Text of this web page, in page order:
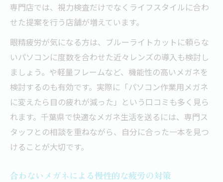
専門店では、視力検査だけでなくライフスタイルに合わ
せた提案を行う店舗が増えています。
眼精疲労が気になる方は、ブルーライトカットに頼らな
いパソコンに度数を合わせた近々レンズの導入も検討し
ましょう。や軽量フレームなど、機能性の高いメガネを
検討するのも有効です。実際に「パソコン作業用メガネ
に変えたら目の疲れが減った」という口コミも多く見ら
れます。千葉県で快適なメガネ生活を送るには、専門ス
タッフとの相談を重ねながら、自分に合った一本を見つ
けることが大切です。
合わないメガネによる慢性的な疲労の対策